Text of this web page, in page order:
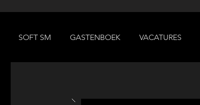
SOFT SM GASTENBOEK VACATURES